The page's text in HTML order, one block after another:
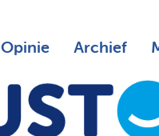
Opinie Archief